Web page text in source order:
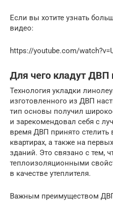
Если вы хотите узнать
видео:
https://youtube.com/
Для чего кладут ДВП
Технология укладки
изготовленного из ДВП
тип основы получил
и зарекомендовал себя с
время ДВП принято стелить
квартирах, а также на
зданий. Это связано с тем,
теплоизоляционными
в качестве утеплителя.
Важным преимуществом